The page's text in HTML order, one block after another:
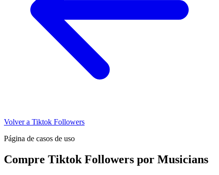
Volver a Tiktok Followers
Página de casos de uso
Compre Tiktok Followers por Musicians